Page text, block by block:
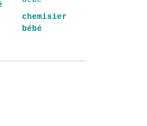
chemisier
bébé